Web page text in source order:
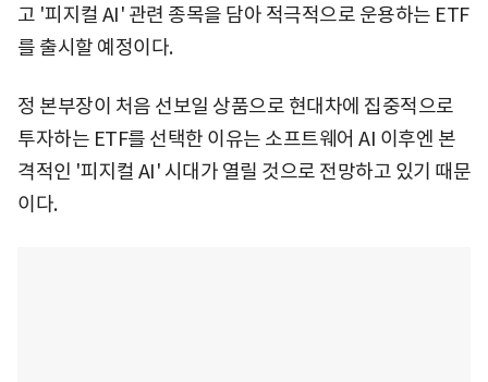
고 '피지컬 AI' 관련 종목을 담아 적극적으로 운용하는 ETF
를 출시할 예정이다.
정 본부장이 처음 선보일 상품으로 현대차에 집중적으로
투자하는 ETF를 선택한 이유는 소프트웨어 AI 이후엔 본
격적인 '피지컬 AI' 시대가 열릴 것으로 전망하고 있기 때문
이다.